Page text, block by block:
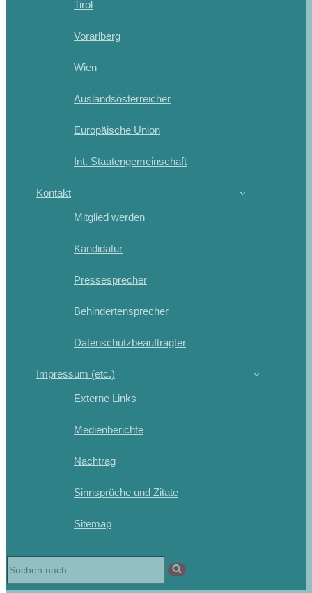
Tirol
Vorarlberg
Wien
Auslandsösterreicher
Europäische Union
Int. Staatengemeinschaft
Kontakt
Mitglied werden
Kandidatur
Pressesprecher
Behindertensprecher
Datenschutzbeauftragter
Impressum (etc.)
Externe Links
Medienberichte
Nachtrag
Sinnsprüche und Zitate
Sitemap